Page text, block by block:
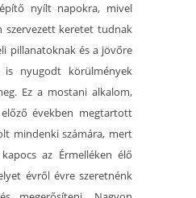
nyílt napokra, mivel
szervezett keretet tudnak
pillanatoknak és a jövőre
nyugodt körülmények
Ez a mostani alkalom,
években megtartott
mindenki számára, mert
az Érmelléken élő
évről évre szeretnénk